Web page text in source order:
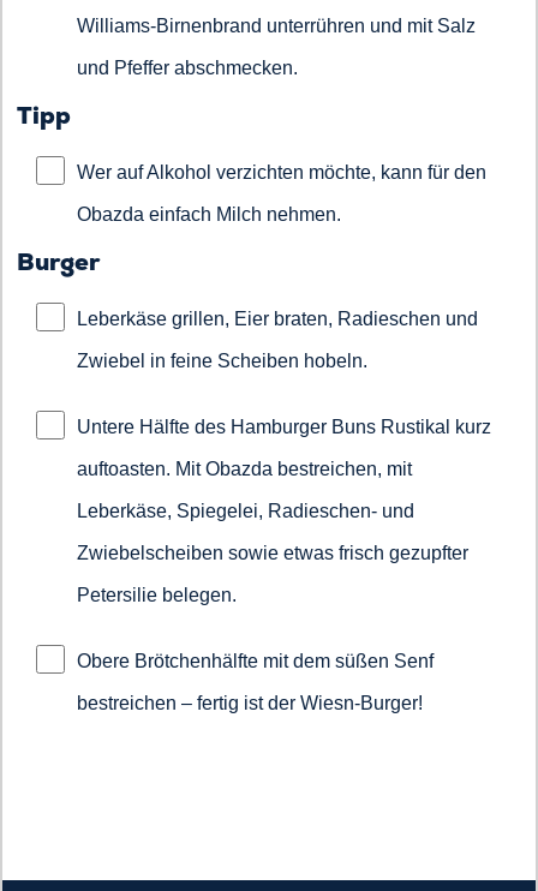
Williams-Birnenbrand unterrühren und mit Salz
und Pfeffer abschmecken.
Tipp
Wer auf Alkohol verzichten möchte, kann für den
Obazda einfach Milch nehmen.
Burger
Leberkäse grillen, Eier braten, Radieschen und
Zwiebel in feine Scheiben hobeln.
Untere Hälfte des Hamburger Buns Rustikal kurz
auftoasten. Mit Obazda bestreichen, mit
Leberkäse, Spiegelei, Radieschen- und
Zwiebelscheiben sowie etwas frisch gezupfter
Petersilie belegen.
Obere Brötchenhälfte mit dem süßen Senf
bestreichen – fertig ist der Wiesn-Burger!